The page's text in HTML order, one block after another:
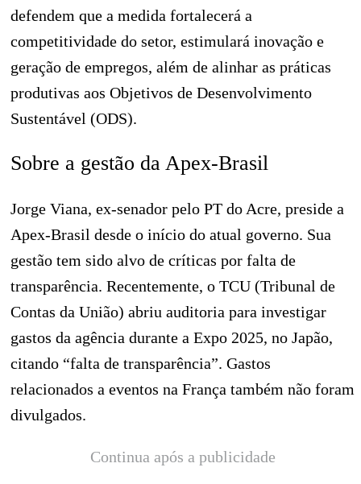
defendem que a medida fortalecerá a
competitividade do setor, estimulará inovação e
geração de empregos, além de alinhar as práticas
produtivas aos Objetivos de Desenvolvimento
Sustentável (ODS).
Sobre a gestão da Apex-Brasil
Jorge Viana, ex-senador pelo PT do Acre, preside a
Apex-Brasil desde o início do atual governo. Sua
gestão tem sido alvo de críticas por falta de
transparência. Recentemente, o TCU (Tribunal de
Contas da União) abriu auditoria para investigar
gastos da agência durante a Expo 2025, no Japão,
citando “falta de transparência”. Gastos
relacionados a eventos na França também não foram
divulgados.
Continua após a publicidade